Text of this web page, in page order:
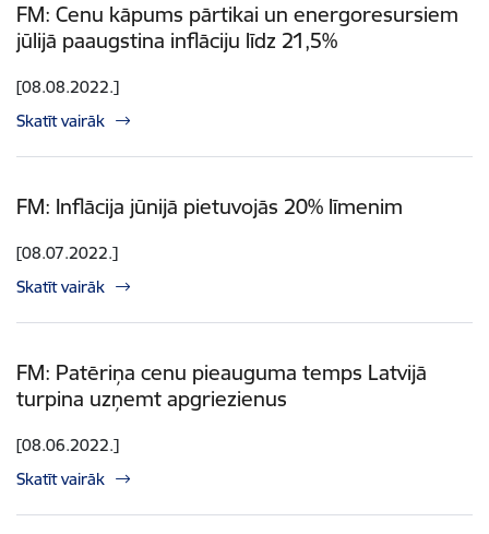
FM: Cenu kāpums pārtikai un energoresursiem
jūlijā paaugstina inflāciju līdz 21,5%
[08.08.2022.]
Skatīt vairāk
FM: Inflācija jūnijā pietuvojās 20% līmenim
[08.07.2022.]
Skatīt vairāk
FM: Patēriņa cenu pieauguma temps Latvijā
turpina uzņemt apgriezienus
[08.06.2022.]
Skatīt vairāk